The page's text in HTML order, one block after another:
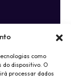
como
do dispositivo. O
processar dados